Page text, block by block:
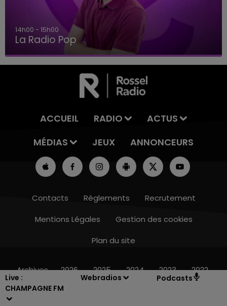
Live :
CHAMPAGNE FM
Webradios Podcasts
10h00 - 14h00
14h00 - 15h00
La Radio Pop
ACCUEIL RADIO
ACTUS
MÉDIAS
JEUX ANNONCEURS
Contacts Règlements
Recrutement
Mentions Légales
Gestion des cookies
Plan du site
Archives 2026 2025 2024 2023 2022